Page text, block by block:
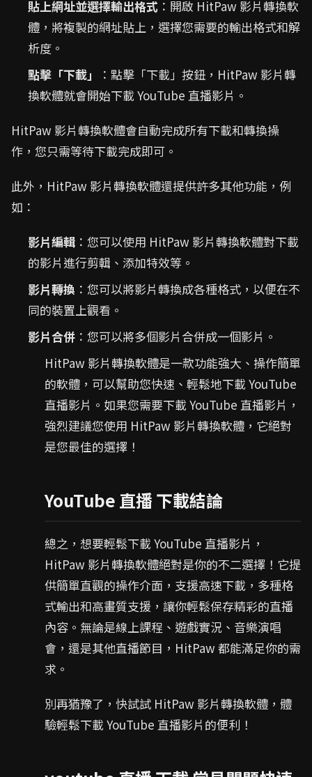
貼上網址並選擇輸出格式 ：開啟 HitPaw 影片轉換軟
體，將複製的網址貼上，選擇您需要的輸出格式和解
析度。
點擊「下載」
：點擊「下載」按鈕，HitPaw 影片轉
換軟體就會開始下載 YouTube 直播影片。
HitPaw 影片轉換軟體會自動完成所有下載和轉換操
作，您只需等待下載完成即可。
此外，HitPaw 影片轉換軟體還提供許多其他功能，例
如：
影片編輯 ：您可以使用 HitPaw 影片轉換軟體對下載
的影片進行剪輯、添加特效等。
影片轉換 ：您可以將影片轉換成各種格式，以便在不
同的裝置上觀看。
影片合併 ：您可以將多個影片合併成一個影片。
HitPaw 影片轉換軟體是一款功能強大、操作簡單
的軟體，可以幫助您快速、輕鬆地下載 YouTube
直播影片。如果您需要下載 YouTube 直播影片，
強烈建議您使用 HitPaw 影片轉換軟體，它絕對
是您最佳的選擇！
YouTube 直播 下載結論
總之，想要輕鬆下載 YouTube 直播影片，
HitPaw 影片轉換軟體絕對是你的不二選擇！它提
供簡單直觀的操作介面，支援高速下載，多種格
式輸出和高畫質支援，讓你輕鬆保存精彩的直播
內容。無論是線上課程、遊戲實況、音樂演唱
會，還是其他直播節目，HitPaw 都能滿足你的需
求。
別再猶豫了，快試試 HitPaw 影片轉換軟體，體
驗輕鬆下載 YouTube 直播影片的便利！